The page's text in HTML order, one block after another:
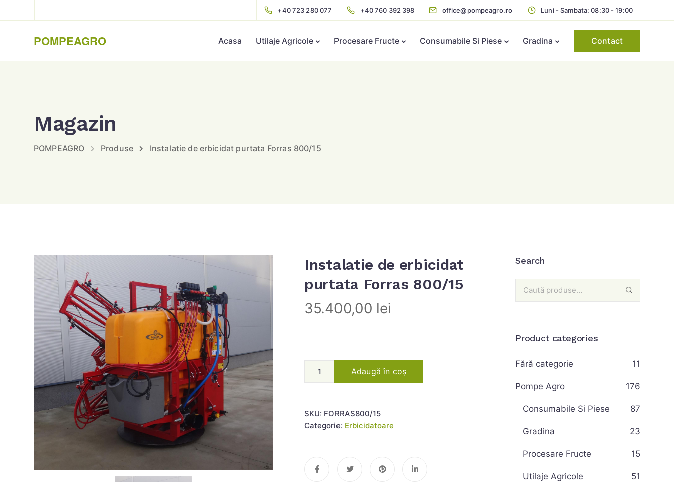
+40 723 280 077 +40 760 392 398 office@pompeagro.ro Luni - Sambata: 08:30 - 19:00
POMPEAGRO Acasa Utilaje Agricole Procesare Fructe Consumabile Si Piese Gradina Contact
Magazin
POMPEAGRO Produse Instalatie de erbicidat purtata Forras 800/15
Instalatie de erbicidat
purtata Forras 800/15
35.400,00 lei
Adaugă în coș
SKU: FORRAS800/15
Categorie: Erbicidatoare
Search
Product categories
Fără categorie 11
Pompe Agro 176
Consumabile Si Piese 87
Gradina 23
Procesare Fructe 15
Utilaje Agricole 51